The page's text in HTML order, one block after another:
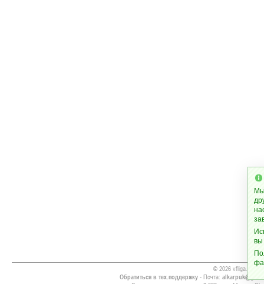
© 2026 vfliga.com
Обратиться в тех.поддержку- Почта:
вы